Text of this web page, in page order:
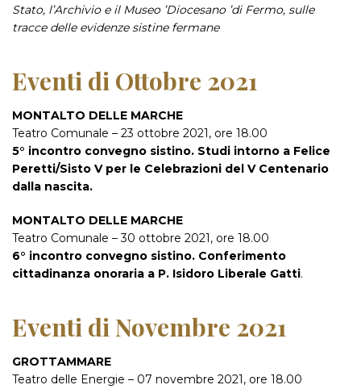
Stato, l’Archivio e il Museo ’Diocesano ’di Fermo, sulle
tracce delle evidenze sistine fermane
Eventi di Ottobre 2021
MONTALTO DELLE MARCHE
Teatro Comunale – 23 ottobre 2021, ore 18.00
5° incontro convegno sistino. Studi intorno a Felice
Peretti/Sisto V per le Celebrazioni del V Centenario
dalla nascita.
MONTALTO DELLE MARCHE
Teatro Comunale – 30 ottobre 2021, ore 18.00
6° incontro convegno sistino. Conferimento
cittadinanza onoraria a P. Isidoro Liberale Gatti.
Eventi di Novembre 2021
GROTTAMMARE
Teatro delle Energie – 07 novembre 2021, ore 18.00